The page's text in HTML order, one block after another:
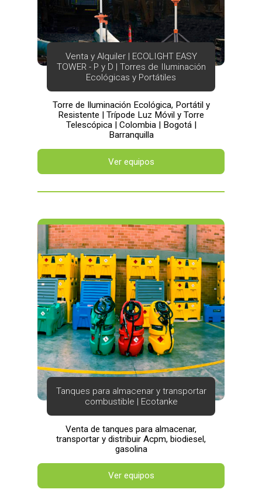
Venta y Alquiler | ECOLIGHT EASY
TOWER - P y D | Torres de Iluminación
Ecológicas y Portátiles
Torre de Iluminación Ecológica, Portátil y
Resistente | Trípode Luz Móvil y Torre
Telescópica | Colombia | Bogotá |
Barranquilla
Ver equipos
Tanques para almacenar y transportar
combustible | Ecotanke
Venta de tanques para almacenar,
transportar y distribuir Acpm, biodiesel,
gasolina
Ver equipos